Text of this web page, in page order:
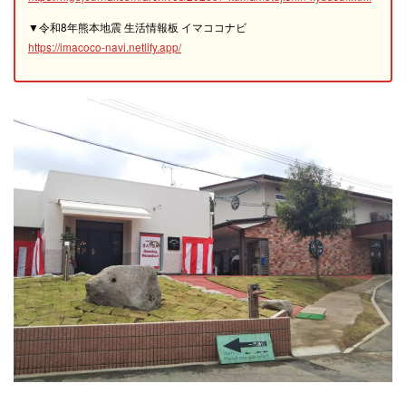
▼令和8年熊本地震 生活情報板 イマココナビ
https://imacoco-navi.netlify.app/